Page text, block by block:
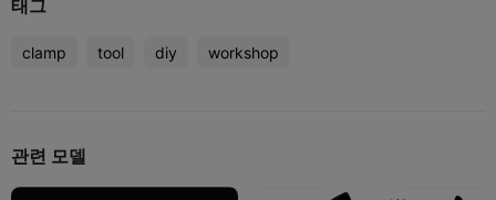
태그
clamp tool diy workshop
관련 모델